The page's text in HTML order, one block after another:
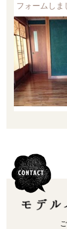
フォームしま